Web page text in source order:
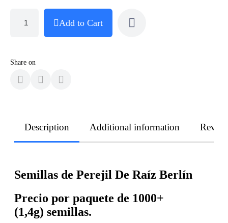
Add to Cart
Share on
Description Additional information
Semillas de Perejil De Raíz Berlín
Precio por paquete de 1000+
(1,4g) semillas.